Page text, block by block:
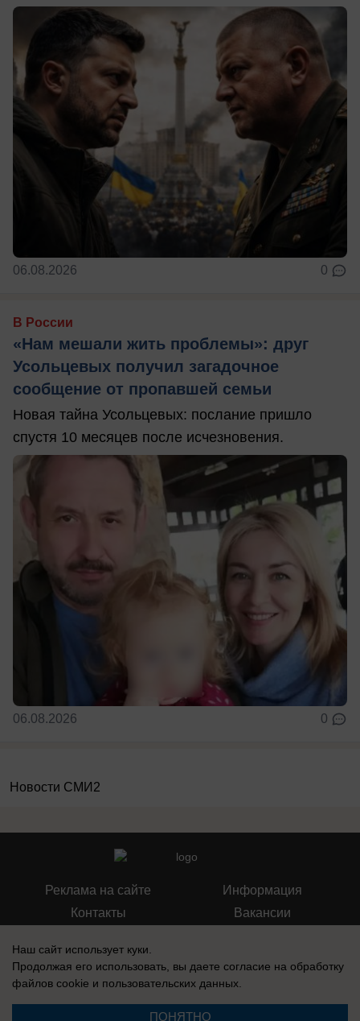
06.08.2026 0
В России
«Нам мешали жить проблемы»: друг
Усольцевых получил загадочное
сообщение от пропавшей семьи
Новая тайна Усольцевых: послание пришло
спустя 10 месяцев после исчезновения.
06.08.2026 0
Новости СМИ2
Реклама на сайте
Контакты
Информация
Вакансии
службой по надзору в сфере связи, информационных технологий и
Наш сайт использует куки.
Продолжая его использовать, вы даете согласие на обработку
файлов cookie и пользовательских данных.
ПОНЯТНО